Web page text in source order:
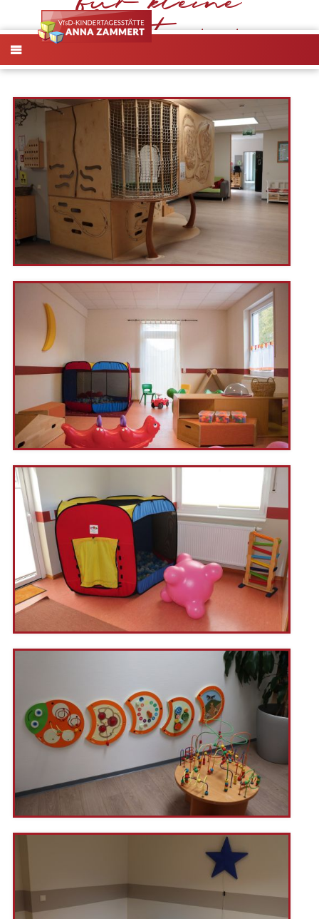
MENÜ
Abenteurer